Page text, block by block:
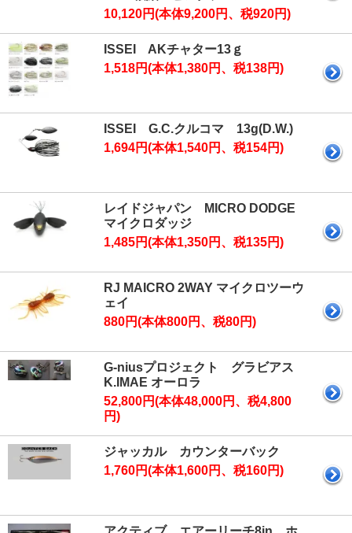
10,120円(本体9,200円、税920円)
ISSEI AKチャター13ｇ
1,518円(本体1,380円、税138円)
ISSEI G.C.クルコマ 13g(D.W.)
1,694円(本体1,540円、税154円)
レイドジャパン MICRO DODGE
マイクロダッジ
1,485円(本体1,350円、税135円)
RJ MAICRO 2WAY マイクロツーウ
ェイ
880円(本体800円、税80円)
G-niusプロジェクト グラビアス
K.IMAE オーロラ
52,800円(本体48,000円、税4,800
円)
ジャッカル カウンターバック
1,760円(本体1,600円、税160円)